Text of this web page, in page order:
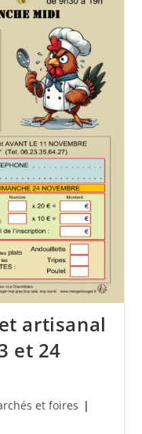
artisanal
et 24
et foires